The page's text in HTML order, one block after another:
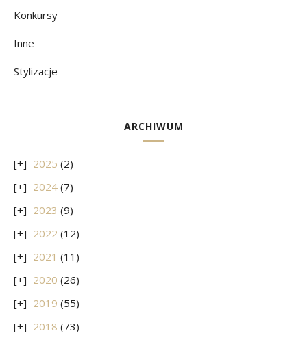
Konkursy
Inne
Stylizacje
ARCHIWUM
2025 (2)
2024 (7)
2023 (9)
2022 (12)
2021 (11)
2020 (26)
2019 (55)
2018 (73)